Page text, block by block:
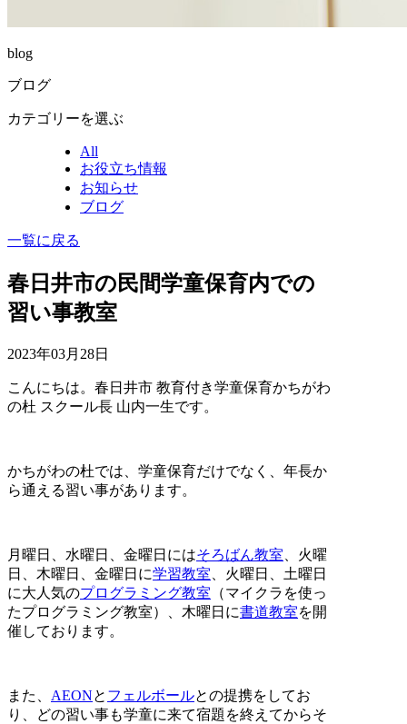
blog
ブログ
カテゴリーを選ぶ
All
お役立ち情報
お知らせ
ブログ
一覧に戻る
春日井市の民間学童保育内での
習い事教室
2023年03月28日
こんにちは。春日井市 教育付き学童保育かちがわ
の杜 スクール長 山内一生です。
かちがわの杜では、学童保育だけでなく、年長か
ら通える習い事があります。
月曜日、水曜日、金曜日にはそろばん教室 、火曜
日、木曜日、金曜日に学習教室 、火曜日、土曜日
に大人気のプログラミング教室 （マイクラを使っ
たプログラミング教室）、木曜日に書道教室を開
催しております。
また、 AEONと フェルボールとの提携をしてお
り、どの習い事も学童に来て宿題を終えてからそ